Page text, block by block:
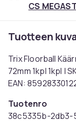
CS
Tuotteen
Trix Floorball
72mm 1kpl 1kpl |
EAN:
Tuotenro
38c5335b-